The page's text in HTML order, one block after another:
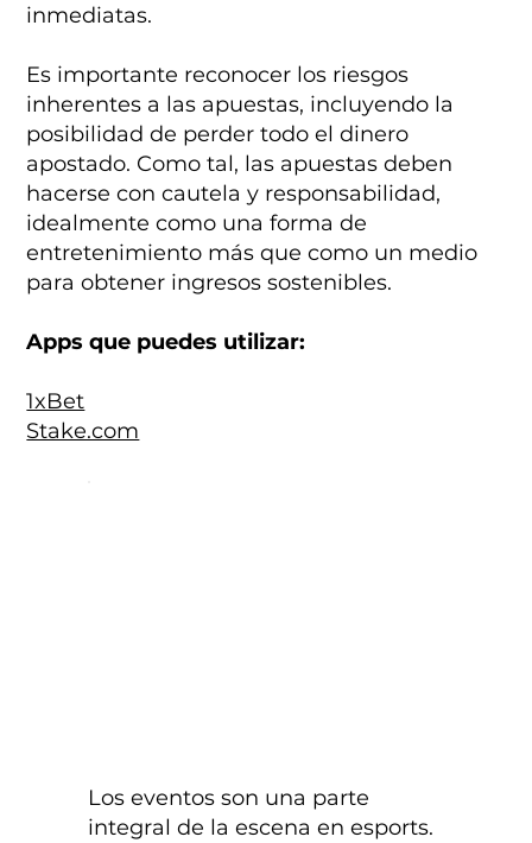
Los eventos son una parte
integral de la escena en esports.
inmediatas.
Es importante reconocer los riesgos
inherentes a las apuestas, incluyendo la
posibilidad de perder todo el dinero
apostado. Como tal, las apuestas deben
hacerse con cautela y responsabilidad,
idealmente como una forma de
entretenimiento más que como un medio
para obtener ingresos sostenibles.
Apps que puedes utilizar:
1xBet
Stake.com